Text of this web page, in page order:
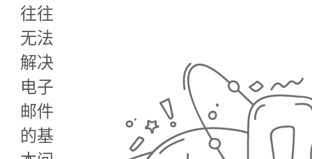
往往
无法
解决
电子
邮件
的基